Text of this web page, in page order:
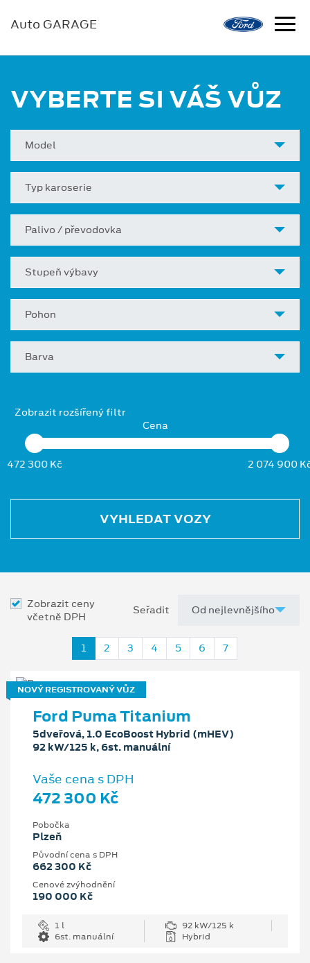
Auto GARAGE
VYBERTE SI VÁŠ VŮZ
Model
Typ karoserie
Palivo / převodovka
Stupeň výbavy
Pohon
Barva
Zobrazit rozšířený filtr
Cena
472 300 Kč 2 074 900
VYHLEDAT VOZY
Zobrazit ceny
včetně DPH
Seřadit
1 2 3 4 5 6 7
NOVÝ REGISTROVANÝ VŮZ
Ford Puma Titanium
5dveřová, 1.0 EcoBoost Hybrid (mHEV)
92 kW/125 k, 6st. manuální
Vaše cena s DPH
472 300 Kč
Pobočka
Plzeň
Původní cena s DPH
662 300 Kč
Cenové zvýhodnění
190 000 Kč
1 l
92 kW/125 k
6st. manuální
Hybrid